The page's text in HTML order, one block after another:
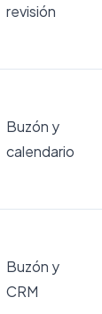
revisión
Buzón y
calendario
Buzón y
CRM